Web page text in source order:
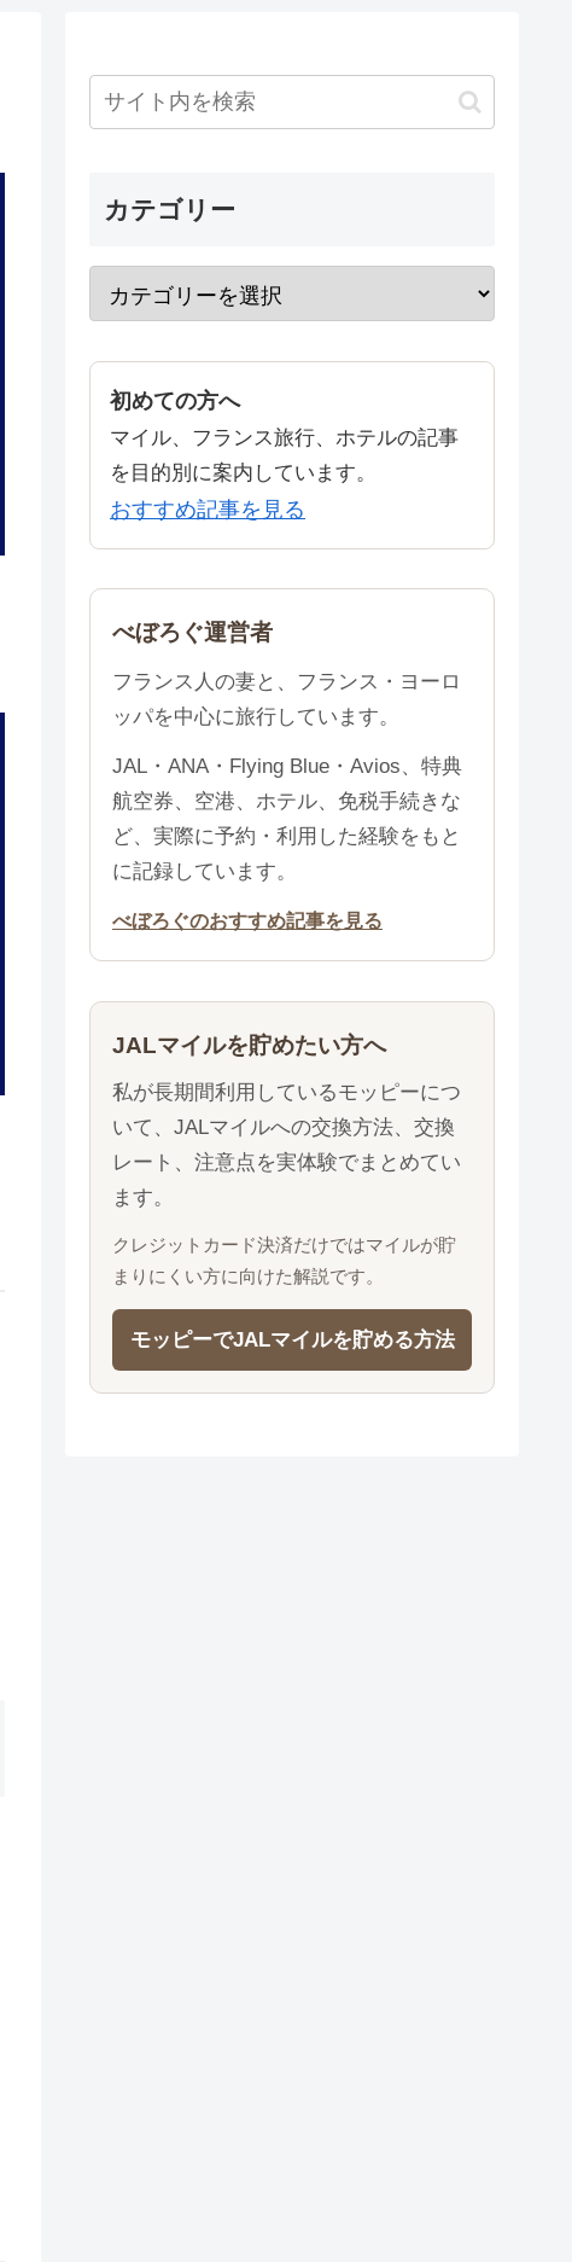
カテゴリー
初めての方へ
マイル、フランス旅行、ホテルの記事
を目的別に案内しています。
おすすめ記事を見る
べぼろぐ運営者
フランス人の妻と、フランス・ヨーロ
ッパを中心に旅行しています。
JAL・ANA・Flying Blue・Avios、特典
航空券、空港、ホテル、免税手続きな
ど、実際に予約・利用した経験をもと
に記録しています。
べぼろぐのおすすめ記事を見る
JALマイルを貯めたい方へ
私が長期間利用しているモッピーにつ
いて、JALマイルへの交換方法、交換
レート、注意点を実体験でまとめてい
ます。
クレジットカード決済だけではマイルが貯
まりにくい方に向けた解説です。
モッピーでJALマイルを貯める方法